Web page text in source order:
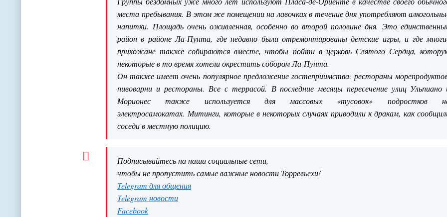
места пребывания. В этом же помещении на лавочках в течение дня употребляют
напитки. Площадь очень оживленная, особенно во второй половине дня. Это
район в районе Ла-Пунта, где недавно были отремонтированы детские игры, и где
прихожане также собираются вместе, чтобы пойти в церковь Святого Сердца,
некоторые в то время хотели окрестить собором Ла-Пунта.
Он также имеет очень популярное предложение гостеприимства: рестораны
пивоварни и рестораны. Все с террасой. В последние месяцы пересечение улиц Ульпиано
Морионес также используется для массовых «тусовок» подростков
электросамокатах. Митинги, которые в некоторых случаях приводили к дракам, как
соседи в местную полицию.
Подписывайтесь на наши социальные сети,
чтобы не пропустить самые важные новости Торревьехи!
Telegram для общения
Telegram новости
Facebook